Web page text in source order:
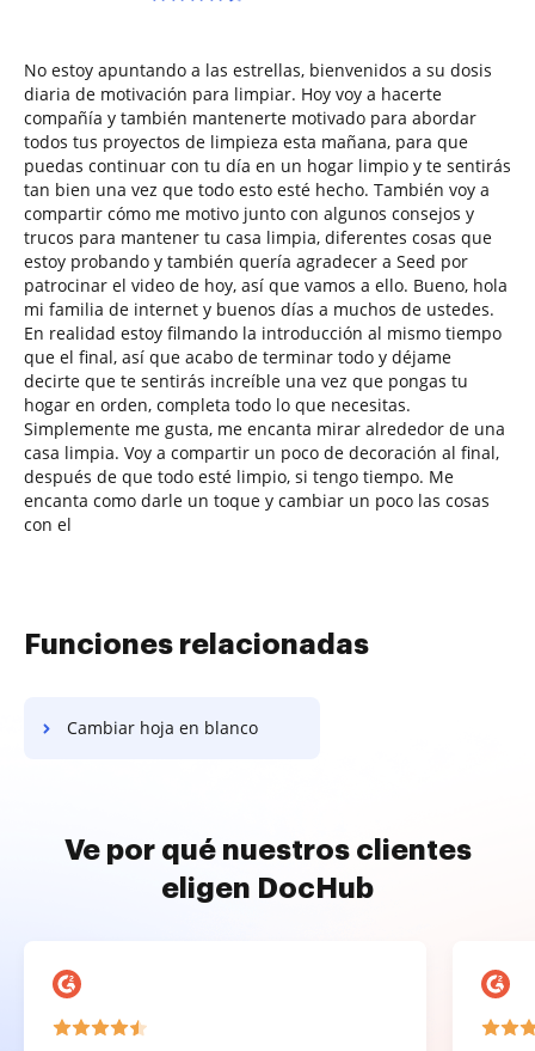
No estoy apuntando a las estrellas, bienvenidos a su dosis
diaria de motivación para limpiar. Hoy voy a hacerte
compañía y también mantenerte motivado para abordar
todos tus proyectos de limpieza esta mañana, para que
puedas continuar con tu día en un hogar limpio y te sentirás
tan bien una vez que todo esto esté hecho. También voy a
compartir cómo me motivo junto con algunos consejos y
trucos para mantener tu casa limpia, diferentes cosas que
estoy probando y también quería agradecer a Seed por
patrocinar el video de hoy, así que vamos a ello. Bueno, hola
mi familia de internet y buenos días a muchos de ustedes.
En realidad estoy filmando la introducción al mismo tiempo
que el final, así que acabo de terminar todo y déjame
decirte que te sentirás increíble una vez que pongas tu
hogar en orden, completa todo lo que necesitas.
Simplemente me gusta, me encanta mirar alrededor de una
casa limpia. Voy a compartir un poco de decoración al final,
después de que todo esté limpio, si tengo tiempo. Me
encanta como darle un toque y cambiar un poco las cosas
con el
Funciones relacionadas
Cambiar hoja en blanco
Ve por qué nuestros clientes
eligen DocHub